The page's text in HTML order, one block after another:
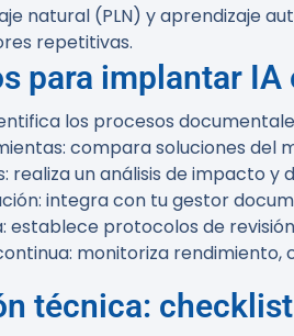
natural (PLN) y aprendizaje
repetitivas.
para implantar
los procesos
compara soluciones del
realiza un análisis de impacto
integra con tu gestor
establece protocolos de
monitoriza
técnica: